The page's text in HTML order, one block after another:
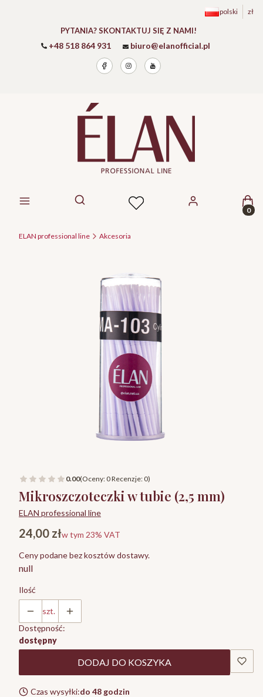
polski zł
PYTANIA? SKONTAKTUJ SIĘ Z NAMI!
+48 518 864 931 biuro@elanofficial.pl
Otwórz wyszukiwarkę
ELAN professional line Akcesoria
0.00(Oceny: 0 Recenzje: 0)
Mikroszczoteczki w tubie (2,5 mm)
ELAN professional line
Cena
24,00 złw tym 23% VAT
w tym 23% VAT
Ceny podane bez kosztów dostawy.
null
Ilość
szt.
Dostępność:
dostępny
DODAJ DO KOSZYKA
Czas wysyłki:do 48 godzin